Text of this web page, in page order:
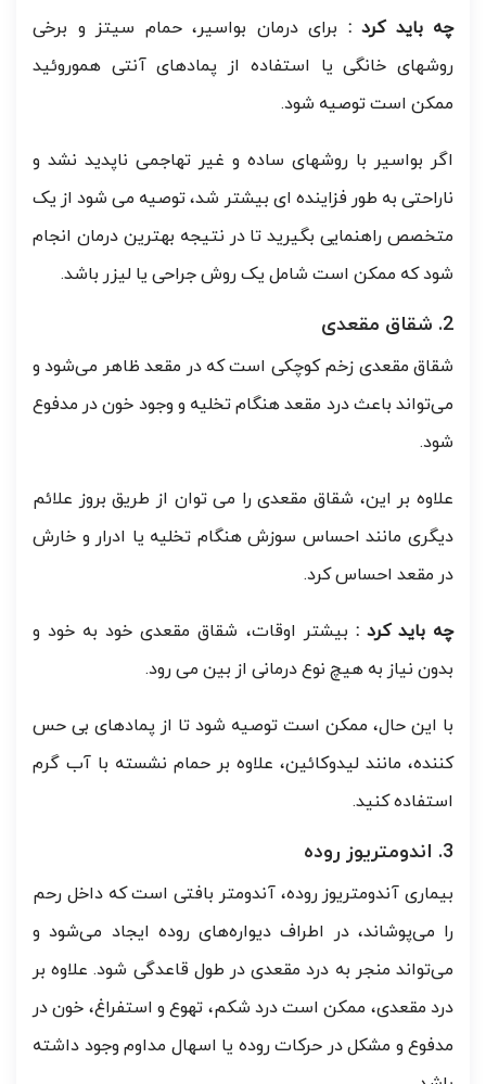
چه باید کرد : برای درمان بواسیر، حمام سیتز و برخی
روشهای خانگی یا استفاده از پمادهای آنتی هموروئید
ممکن است توصیه شود.
اگر بواسیر با روشهای ساده و غیر تهاجمی ناپدید نشد و
ناراحتی به طور فزاینده ای بیشتر شد، توصیه می شود از یک
متخصص راهنمایی بگیرید تا در نتیجه بهترین درمان انجام
شود که ممکن است شامل یک روش جراحی یا لیزر باشد.
2. شقاق مقعدی
شقاق مقعدی زخم کوچکی است که در مقعد ظاهر می‌شود و
می‌تواند باعث درد مقعد هنگام تخلیه و وجود خون در مدفوع
شود.
علاوه بر این، شقاق مقعدی را می توان از طریق بروز علائم
دیگری مانند احساس سوزش هنگام تخلیه یا ادرار و خارش
در مقعد احساس کرد.
چه باید کرد : بیشتر اوقات، شقاق مقعدی خود به خود و
بدون نیاز به هیچ نوع درمانی از بین می رود.
با این حال، ممکن است توصیه شود تا از پمادهای بی حس
کننده، مانند لیدوکائین، علاوه بر حمام نشسته با آب گرم
استفاده کنید.
3. اندومتریوز روده
بیماری آندومتریوز روده، آندومتر بافتی است که داخل رحم
را می‌پوشاند، در اطراف دیواره‌های روده ایجاد می‌شود و
می‌تواند منجر به درد مقعدی در طول قاعدگی شود. علاوه بر
درد مقعدی، ممکن است درد شکم، تهوع و استفراغ، خون در
مدفوع و مشکل در حرکات روده یا اسهال مداوم وجود داشته